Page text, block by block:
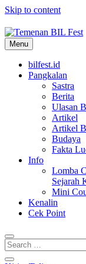
Skip to content
Menu
bilfest.id
Pangkalan
Sastra
Berita
Ulasan
Artikel
Artikel
Budaya
Fakta
Info
Lomba
Sejarah
Mini
Kenalin
Cek Point